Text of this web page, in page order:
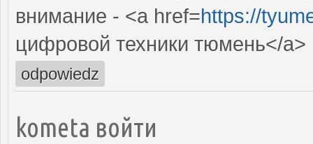
внимание - <a href=https://
цифровой техники тюмень</a>
odpowiedz
kometa войти